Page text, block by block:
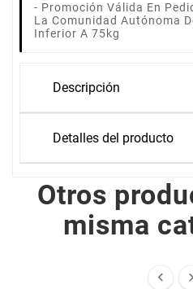
- Promoción Válida En
La Comunidad Autónoma
Inferior A 75kg
Descripción
Detalles del producto
Otros
misma
 